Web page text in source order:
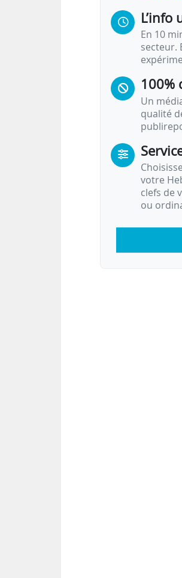
Au cours de
En 10
secteur.
100%
Un
qualité
votre
clefs de
ou